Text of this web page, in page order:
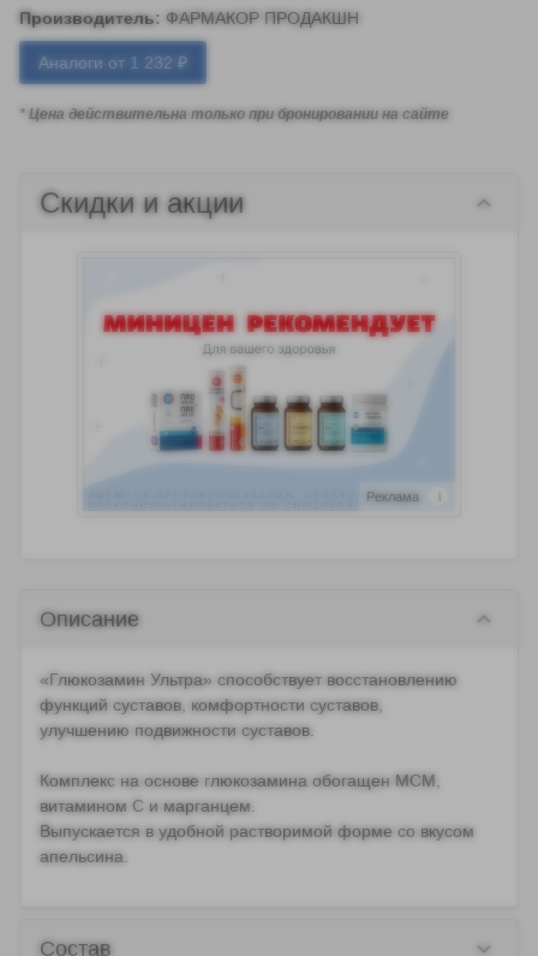
Производитель: ФАРМАКОР ПРОДАКШН
Аналоги от 1 232 ₽
* Цена действительна только при бронировании на сайте
Скидки и акции keyboard_arrow_down
Реклама i
Описание keyboard_arrow_down
«Глюкозамин Ультра» способствует восстановлению
функций суставов, комфортности суставов,
улучшению подвижности суставов.
Комплекс на основе глюкозамина обогащен МСМ,
витамином С и марганцем.
Выпускается в удобной растворимой форме со вкусом
апельсина.
Состав keyboard_arrow_down